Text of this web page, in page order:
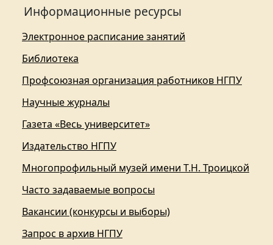
Информационные ресурсы
Электронное расписание занятий
Библиотека
Профсоюзная организация работников НГПУ
Научные журналы
Газета «Весь университет»
Издательство НГПУ
Многопрофильный музей имени Т.Н. Троицкой
Часто задаваемые вопросы
Вакансии (конкурсы и выборы)
Запрос в архив НГПУ